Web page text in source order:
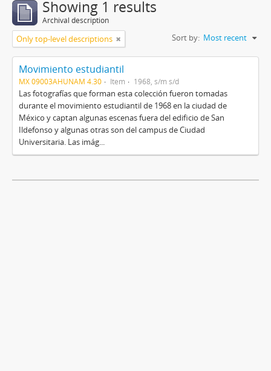
Showing 1 results
Archival description
Only top-level descriptions Sort by: Most recent
Movimiento estudiantil
MX 09003AHUNAM 4.30 Item 1968, s/m s/d
Las fotografías que forman esta colección fueron tomadas
durante el movimiento estudiantil de 1968 en la ciudad de
México y captan algunas escenas fuera del edificio de San
Ildefonso y algunas otras son del campus de Ciudad
Universitaria. Las imág...